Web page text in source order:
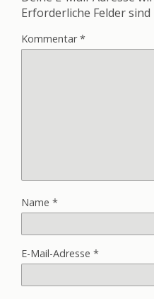
Erforderliche Felder
Kommentar*
Name *
E-Mail-Adresse *